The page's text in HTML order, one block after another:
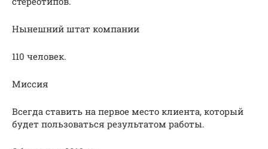
Нынешний штат компании
110 человек.
Миссия
Всегда ставить на первое место клиента, который
будет пользоваться результатом работы.